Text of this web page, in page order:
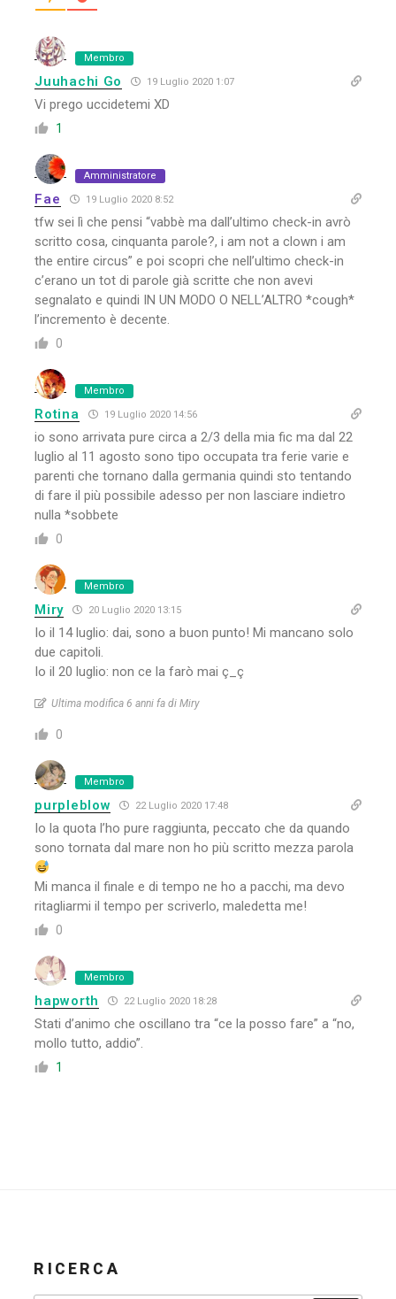
Membro
Juuhachi Go 19 Luglio 2020 1:07
Vi prego uccidetemi XD
1
Amministratore
Fae 19 Luglio 2020 8:52
tfw sei lì che pensi “vabbè ma dall’ultimo check-in avrò
scritto cosa, cinquanta parole?, i am not a clown i am
the entire circus” e poi scopri che nell’ultimo check-in
c’erano un tot di parole già scritte che non avevi
segnalato e quindi IN UN MODO O NELL’ALTRO *cough*
l’incremento è decente.
0
Membro
Rotina 19 Luglio 2020 14:56
io sono arrivata pure circa a 2/3 della mia fic ma dal 22
luglio al 11 agosto sono tipo occupata tra ferie varie e
parenti che tornano dalla germania quindi sto tentando
di fare il più possibile adesso per non lasciare indietro
nulla *sobbete
0
Membro
Miry 20 Luglio 2020 13:15
Io il 14 luglio: dai, sono a buon punto! Mi mancano solo
due capitoli.
Io il 20 luglio: non ce la farò mai ç_ç
Ultima modifica 6 anni fa di Miry
0
Membro
purpleblow 22 Luglio 2020 17:48
Io la quota l’ho pure raggiunta, peccato che da quando
sono tornata dal mare non ho più scritto mezza parola
Mi manca il finale e di tempo ne ho a pacchi, ma devo
ritagliarmi il tempo per scriverlo, maledetta me!
0
Membro
hapworth 22 Luglio 2020 18:28
Stati d’animo che oscillano tra “ce la posso fare” a “no,
mollo tutto, addio”.
1
RICERCA